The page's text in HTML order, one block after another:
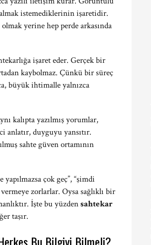
istemediklerinin işaretidir.
yerine hep perde arkasında
işaret eder. Gerçek bir
kaybolmaz. Çünkü bir süreç
büyük ihtimalle yalnızca
kalıpta yazılmış yorumlar,
anlatır, duyguyu yansıtır.
sahte güven ortamının
çok geç”, “şimdi
zorlarlar. Oysa sağlıklı bir
İşte bu yüzdensahtekar
taşır.